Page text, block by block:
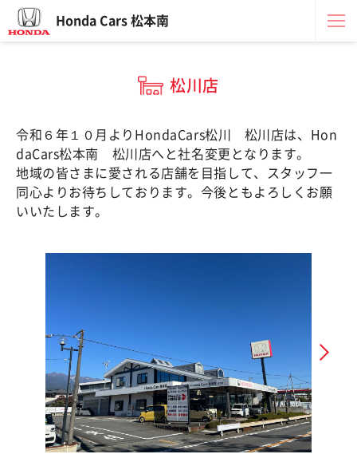
Honda Cars 松本南
松川店
令和６年１０月よりHondaCars松川 松川店は、Hon
daCars松本南 松川店へと社名変更となります。
地域の皆さまに愛される店舗を目指して、スタッフ一
同心よりお待ちしております。今後ともよろしくお願
いいたします。